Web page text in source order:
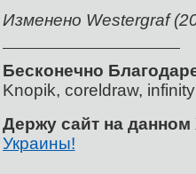
Изменено Westergraf
Бесконечно
Knopik, coreldraw,
Держу сайт на данном
Украины!